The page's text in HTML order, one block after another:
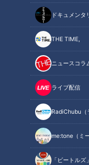
ドキュメンタ
THE TIME,
ニュースコラ
ライブ配信
RadiChubu（
me:tone（ミ
「ビートルズ
この記事を見たあな
地下鉄駅のつばめたちが
行ってくれた『幸福な王
の懐かしき旅